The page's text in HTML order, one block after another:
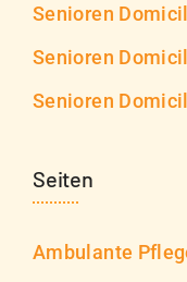
Senioren
Senioren
Senioren
Seiten
Ambulante